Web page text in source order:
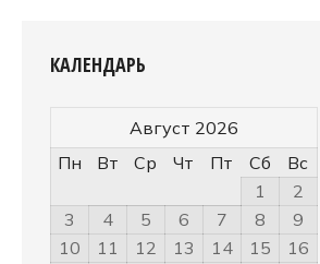
КАЛЕНДАРЬ
Август 2026
Пн
Вт Ср Чт Пт Сб
Вс
1
2
3
4 5 6 7 8
9
10
11 12 13 14 15
16